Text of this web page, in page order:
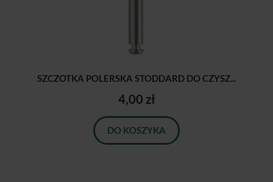
SZCZOTKA POLERSKA STODDARD DO CZYSZ...
4,00 zł
DO KOSZYKA